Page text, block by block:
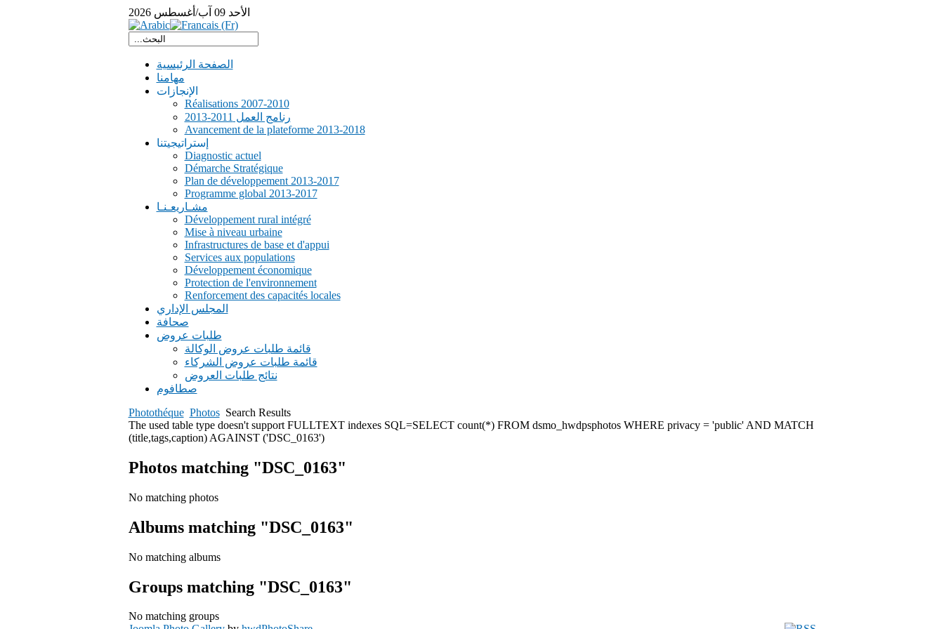
الأحد 09 آب/أغسطس 2026
الصفحة الرئيسية
مهامنا
الإنجازات
Réalisations 2007-2010
رنامج العمل 2011-2013
Avancement de la plateforme 2013-2018
إستراتيجيتنا
Diagnostic actuel
Démarche Stratégique
Plan de développement 2013-2017
Programme global 2013-2017
مشـاريعـنـا
Développement rural intégré
Mise à niveau urbaine
Infrastructures de base et d'appui
Services aux populations
Développement économique
Protection de l'environnement
Renforcement des capacités locales
المجلس الإداري
صحافة
طلبات عروض
قائمة طلبات عروض الوكالة
قائمة طلبات عروض الشركاء
نتائج طلبات العروض
صطافوم
Photothéque Photos Search Results
The used table type doesn't support FULLTEXT indexes SQL=SELECT count(*) FROM dsmo_hwdpsphotos WHERE privacy = 'public' AND MATCH
(title,tags,caption) AGAINST ('DSC_0163')
Photos matching "DSC_0163"
No matching photos
Albums matching "DSC_0163"
No matching albums
Groups matching "DSC_0163"
No matching groups